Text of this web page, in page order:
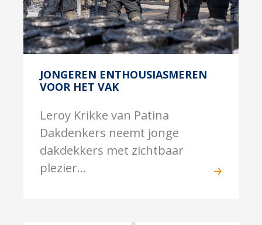
JONGEREN ENTHOUSIASMEREN
VOOR HET VAK
Leroy Krikke van Patina
Dakdenkers neemt jonge
dakdekkers met zichtbaar
plezier...